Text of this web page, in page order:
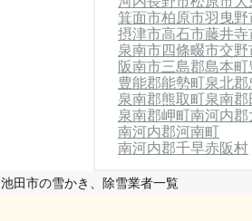
箕面市柏原市羽曳野
摂津市高石市藤井寺
泉南市四條畷市交野
阪南市三島郡島本町
豊能郡能勢町泉北
泉南郡熊取町泉南
泉南郡岬町南河内
南河内郡河南町
南河内郡千早赤阪村
池田市の雪かき、除雪業者一覧